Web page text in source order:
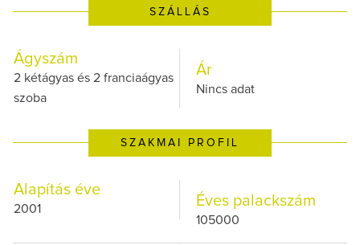
SZÁLLÁS
Ágyszám
2 kétágyas és 2 franciaágyas
szoba
Ár
Nincs adat
SZAKMAI PROFIL
Alapítás éve
2001 Éves palackszám
105000